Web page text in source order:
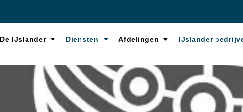
De IJslander Diensten Afdelingen IJslander